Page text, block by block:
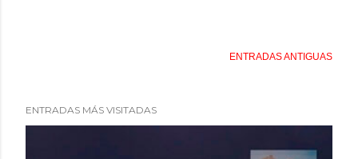
ENTRADAS ANTIGUAS
ENTRADAS MÁS VISITADAS